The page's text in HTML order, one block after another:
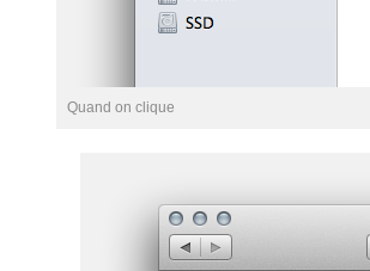
Quand on clique